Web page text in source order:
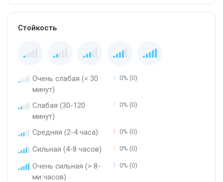
Стойкость
Очень слабая (< 30
минут)
0% (0)
Слабая (30-120
минут)
0% (0)
Средняя (2-4 часа) 0% (0)
Сильная (4-8 часов) 0% (0)
Очень сильная (> 8-
ми часов)
0% (0)